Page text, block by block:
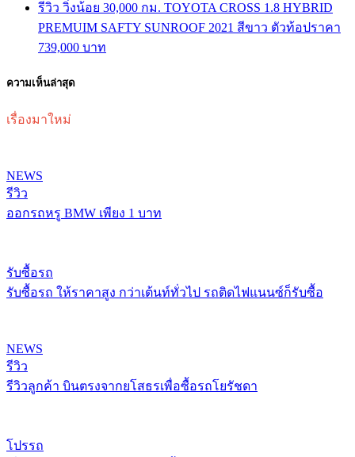
รีวิว วิ่งน้อย 30,000 กม. TOYOTA CROSS 1.8 HYBRID
PREMUIM SAFTY SUNROOF 2021 สีขาว ตัวท้อปราคา
739,000 บาท
ความเห็นล่าสุด
เรื่องมาใหม่
NEWS
รีวิว
ออกรถหรู BMW เพียง 1 บาท
รับซื้อรถ
รับซื้อรถ ให้ราคาสูง กว่าเต้นท์ทั่วไป รถติดไฟแนนซ์ก็รับซื้อ
NEWS
รีวิว
รีวิวลูกค้า บินตรงจากยโสธรเพื่อซื้อรถโยรัชดา
โปรรถ